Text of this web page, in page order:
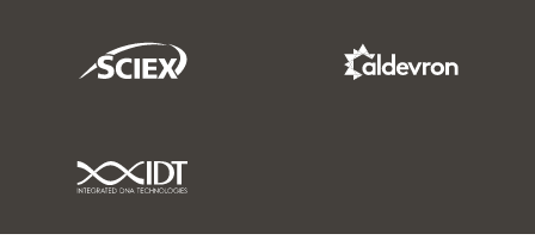
Sciex Link
IDT Link